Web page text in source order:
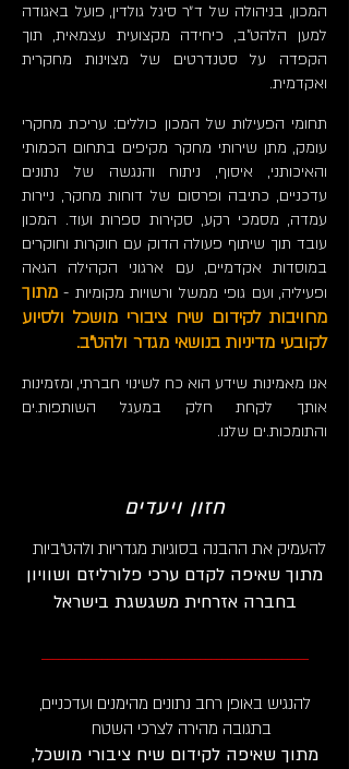
המכון, בניהולה של ד״ר סיגל גולדין, פועל באגודה
למען הלהט"ב, כיחידה מקצועית עצמאית, תוך
הקפדה על סטנדרטים של מצוינות מחקרית
ואקדמית.
תחומי הפעילות של המכון כוללים: עריכת מחקרי
עומק, מתן שירותי מחקר מקיפים בתחום הכמותי
והאיכותני, איסוף, ניתוח והנגשה של נתונים
עדכניים, כתיבה ופרסום של דוחות מחקר, ניירות
עמדה, מסמכי רקע, סקירות ספרות ועוד. המכון
עובד תוך שיתוף פעולה הדוק עם חוקרות וחוקרים
במוסדות אקדמיים, עם ארגוני הקהילה הגאה
ופעיליה, ועם גופי ממשל ורשויות מקומיות - מתוך
מחויבות לקידום שיח ציבורי מושכל ולסיוע
לקובעי מדיניות בנושאי מגדר ולהט"ב.
אנו מאמינות שידע הוא כח לשינוי חברתי, ומזמינות
אותך לקחת חלק במעגל השותפות.ים
והתומכות.ים שלנו.
חזון ויעדים
להעמיק את ההבנה בסוגיות מגדריות ולהט"ביות
מתוך שאיפה לקדם ערכי פלורליזם ושוויון
בחברה אזרחית משגשגת בישראל
_________________________________________________
להנגיש באופן רחב נתונים מהימנים ועדכניים,
בתגובה מהירה לצרכי השטח
מתוך שאיפה לקידום שיח ציבורי מושכל,